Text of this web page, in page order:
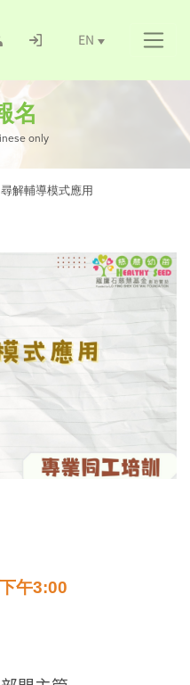
EN
名
only
尋解輔導模式應用
午3:00